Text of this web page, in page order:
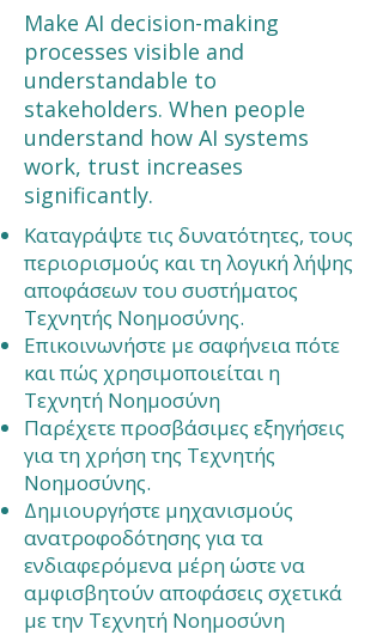
Make AI decision-making
processes visible and
understandable to
stakeholders. When people
understand how AI systems
work, trust increases
significantly.
Καταγράψτε τις δυνατότητες, τους
περιορισμούς και τη λογική λήψης
αποφάσεων του συστήματος
Τεχνητής Νοημοσύνης.
Επικοινωνήστε με σαφήνεια πότε
και πώς χρησιμοποιείται η
Τεχνητή Νοημοσύνη
Παρέχετε προσβάσιμες εξηγήσεις
για τη χρήση της Τεχνητής
Νοημοσύνης.
Δημιουργήστε μηχανισμούς
ανατροφοδότησης για τα
ενδιαφερόμενα μέρη ώστε να
αμφισβητούν αποφάσεις σχετικά
με την Τεχνητή Νοημοσύνη